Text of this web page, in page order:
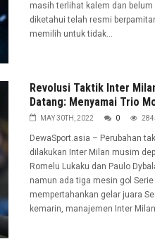
masih terlihat kalem dan belum
diketahui telah resmi
memilih untuk tidak...
Revolusi Taktik Inter
Datang: Menyamai Trio
MAY 30TH, 2022 0
DewaSport.asia – Perubahan
dilakukan Inter Milan musim
Romelu Lukaku dan Paulo
namun ada tiga mesin gol
mempertahankan gelar juara
kemarin, manajemen Inter